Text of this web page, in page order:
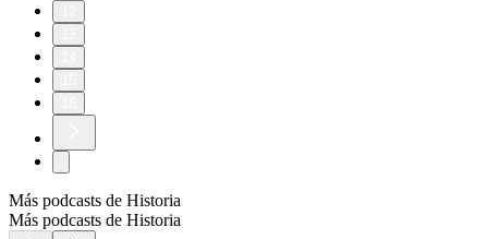
Más podcasts de Historia
Más podcasts de Historia